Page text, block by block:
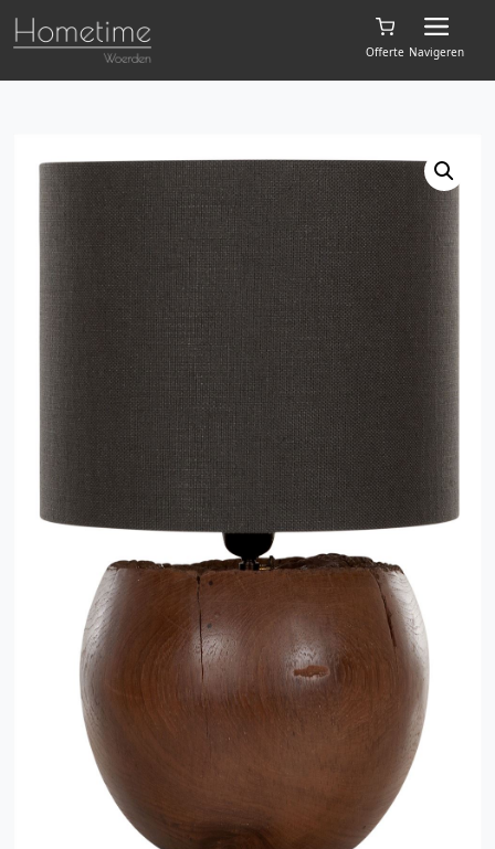
Offerte Navigeren